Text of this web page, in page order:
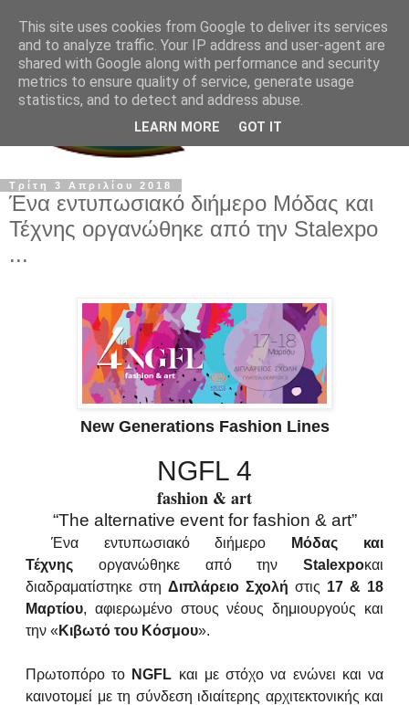
Τρίτη 3 Απριλίου 2018
Ένα εντυπωσιακό διήμερο Μόδας και
Τέχνης οργανώθηκε από την Stalexpo
...
New Generations Fashion Lines
NGFL 4
fashion & art
“The alternative event for fashion & art”
Ένα εντυπωσιακό διήμερο
Μόδας και
Τέχνης οργανώθηκε από την Stalexpoκαι
διαδραματίστηκε στη Διπλάρειο Σχολή στις 17 & 18
Μαρτίου, αφιερωμένο στους νέους δημιουργούς και
την « Κιβωτό του Κόσμου».
Πρωτοπόρο το NGFL και με στόχο να ενώνει και να
καινοτομεί με τη σύνδεση ιδιαίτερης αρχιτεκτονικής και
This site uses cookies from Google to deliver its services
and to analyze traffic. Your IP address and user-agent are
shared with Google along with performance and security
metrics to ensure quality of service, generate usage
statistics, and to detect and address abuse.
LEARN MORE GOT IT